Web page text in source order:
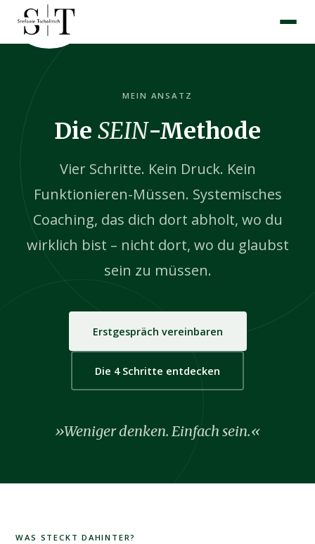
Zum
Inhalt
MEIN ANSATZ
Die SEIN-Methode
Vier Schritte. Kein Druck. Kein
Funktionieren-Müssen. Systemisches
Coaching, das dich dort abholt, wo du
wirklich bist – nicht dort, wo du glaubst
sein zu müssen.
Erstgespräch vereinbaren
Die 4 Schritte entdecken
»Weniger denken. Einfach sein.«
WAS STECKT DAHINTER?